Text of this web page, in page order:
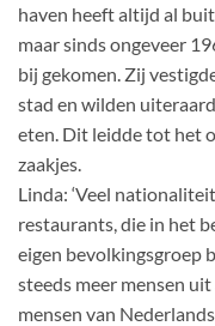
haven heeft altijd al
maar sinds ongeveer
bij gekomen. Zij
stad en wilden
eten. Dit leidde tot het
zaakjes.
Linda: ‘Veel
restaurants, die in het
eigen bevolkingsgroep
steeds meer mensen
mensen van